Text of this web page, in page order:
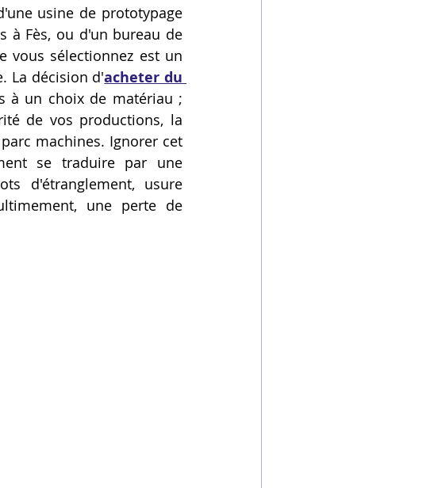
PETG
usine de prototypage
à Fès, ou d'un bureau de
vous sélectionnez est un
La décision d'acheter du
à un choix de matériau ;
de vos productions, la
machines. Ignorer cet
se traduire par une
d'étranglement, usure
une perte de